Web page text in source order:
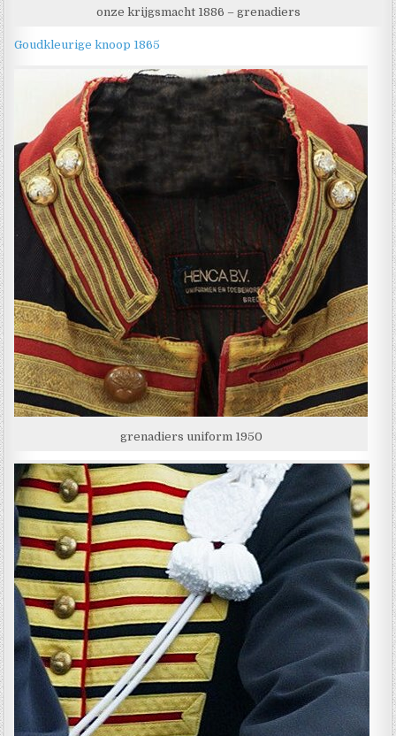
onze krijgsmacht 1886 – grenadiers
Goudkleurige knoop 1865
grenadiers uniform 1950